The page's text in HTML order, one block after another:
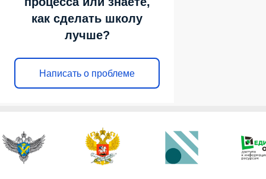
как сделать школу
лучше?
Написать о проблеме